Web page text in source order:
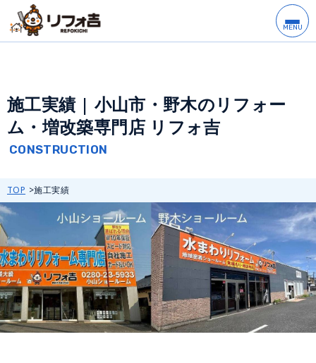
施工実績 | 小山市・野木のリフォー
ム・増改築専門店 リフォ吉
TOP 施工実績